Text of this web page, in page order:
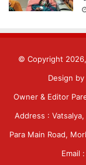
© Copyright 2026,
Design by
Owner & Editor
Address :
Para Main Road,
Email